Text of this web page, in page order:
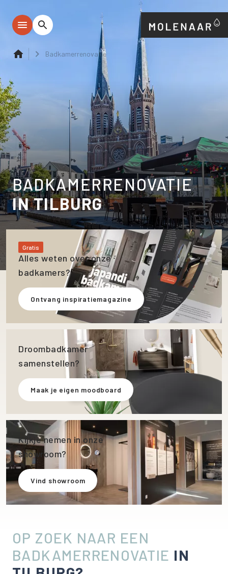
Badkamerrenovatie
BADKAMERRENOVATIE
IN TILBURG
Gratis
Alles weten over onze
badkamers?
Ontvang inspiratiemagazine
Droombadkamer
samenstellen?
Maak je eigen moodboard
Kijkje nemen in onze
showroom?
Vind showroom
OP ZOEK NAAR EEN
BADKAMERRENOVATIE IN